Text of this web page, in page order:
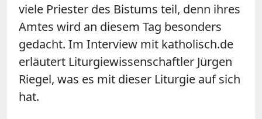
viele Priester des Bistums teil, denn ihres
Amtes wird an diesem Tag besonders
gedacht. Im Interview mit katholisch.de
erläutert Liturgiewissenschaftler Jürgen
Riegel, was es mit dieser Liturgie auf sich
hat.